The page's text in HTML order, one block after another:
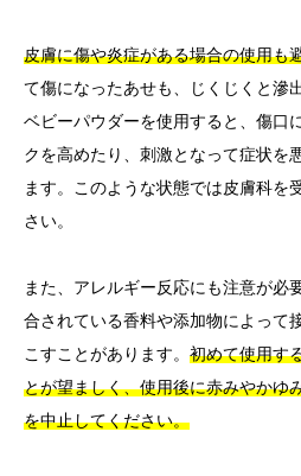
皮膚に傷や炎症がある場合の使用も
て傷になったあせも、じくじくと滲
ベビーパウダーを使用すると、傷口
クを高めたり、刺激となって症状を
ます。このような状態では皮膚科を
さい。
また、アレルギー反応にも注意が必
合されている香料や添加物によって
こすことがあります。 初めて使用す
とが望ましく、使用後に赤みやかゆ
を中止してください。